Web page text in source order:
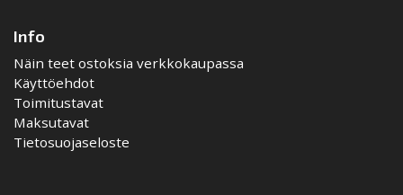
Info
Näin teet ostoksia verkkokaupassa
Käyttöehdot
Toimitustavat
Maksutavat
Tietosuojaseloste